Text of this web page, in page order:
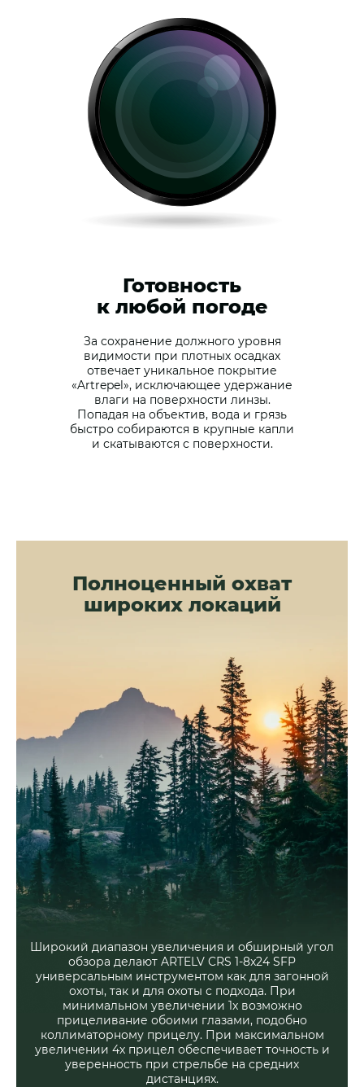
Готовность
к любой погоде
За сохранение должного уровня
видимости при плотных осадках
отвечает уникальное покрытие
«Artrepel», исключающее удержание
влаги на поверхности линзы.
Попадая на объектив, вода и грязь
быстро собираются в крупные капли
и скатываются с поверхности.
Полноценный охват
широких локаций
Широкий диапазон увеличения и обширный угол
обзора делают ARTELV CRS 1-8x24 SFP
универсальным инструментом как для загонной
охоты, так и для охоты с подхода. При
минимальном увеличении 1x возможно
прицеливание обоими глазами, подобно
коллиматорному прицелу. При максимальном
увеличении 4x прицел обеспечивает точность и
уверенность при стрельбе на средних
дистанциях.